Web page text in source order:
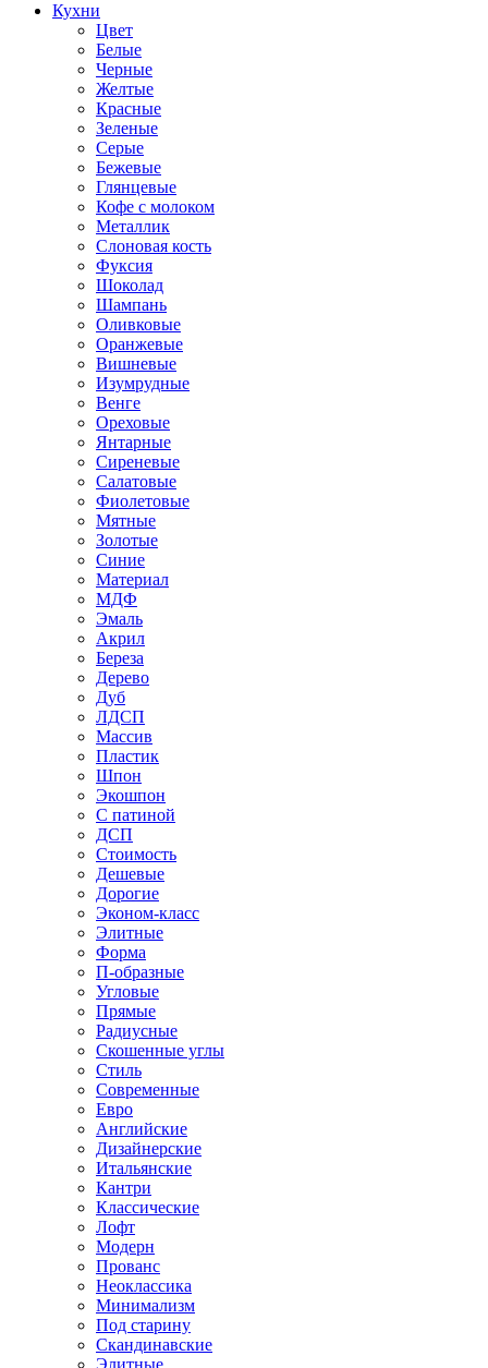
Кухни
Цвет
Белые
Черные
Желтые
Красные
Зеленые
Серые
Бежевые
Глянцевые
Кофе с молоком
Металлик
Слоновая кость
Фуксия
Шоколад
Шампань
Оливковые
Оранжевые
Вишневые
Изумрудные
Венге
Ореховые
Янтарные
Сиреневые
Салатовые
Фиолетовые
Мятные
Золотые
Синие
Материал
МДФ
Эмаль
Акрил
Береза
Дерево
Дуб
ЛДСП
Массив
Пластик
Шпон
Экошпон
С патиной
ДСП
Стоимость
Дешевые
Дорогие
Эконом-класс
Элитные
Форма
П-образные
Угловые
Прямые
Радиусные
Скошенные углы
Стиль
Современные
Евро
Английские
Дизайнерские
Итальянские
Кантри
Классические
Лофт
Модерн
Прованс
Неоклассика
Минимализм
Под старину
Скандинавские
Элитные